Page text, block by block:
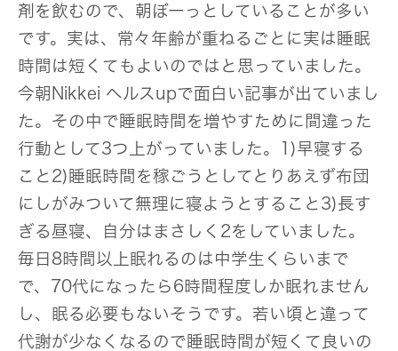
剤を飲むので、朝ぼーっとしていることが多い
です。実は、常々年齢が重ねるごとに実は睡眠
時間は短くてもよいのではと思っていました。
今朝Nikkei ヘルスupで面白い記事が出ていまし
た。その中で睡眠時間を増やすために間違った
行動として3つ上がっていました。1)早寝する
こと2)睡眠時間を稼ごうとしてとりあえず布団
にしがみついて無理に寝ようとすること3)長す
ぎる昼寝、自分はまさしく2をしていました。
毎日8時間以上眠れるのは中学生くらいまで
で、70代になったら6時間程度しか眠れません
し、眠る必要もないそうです。若い頃と違って
代謝が少なくなるので睡眠時間が短くて良いの